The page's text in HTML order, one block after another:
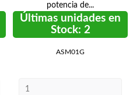
potencia de...
Últimas unidades en
Stock: 2
ASM01G